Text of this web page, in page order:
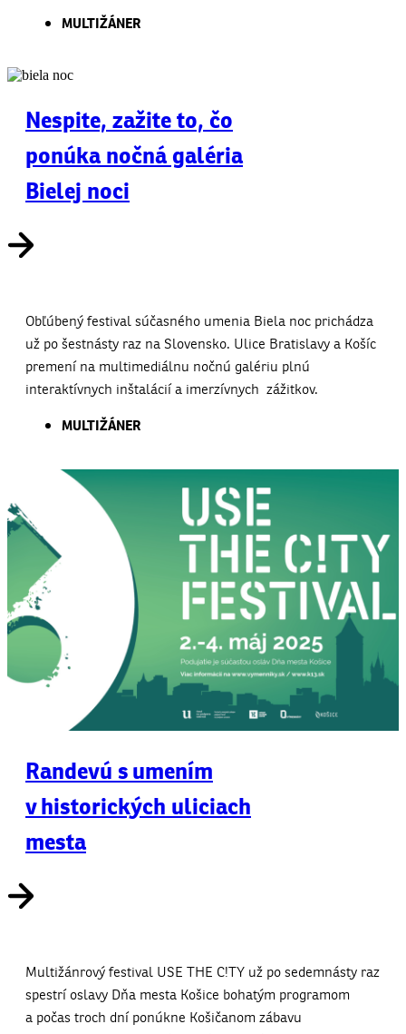
MULTIŽÁNER
Nespite, zažite to, čo
ponúka nočná galéria
Bielej noci
Obľúbený festival súčasného umenia Biela noc prichádza
už po šestnásty raz na Slovensko. Ulice Bratislavy a Košíc
premení na multimediálnu nočnú galériu plnú
interaktívnych inštalácií a imerzívnych zážitkov.
MULTIŽÁNER
Randevú s umením
v historických uliciach
mesta
Multižánrový festival USE THE C!TY už po sedemnásty raz
spestrí oslavy Dňa mesta Košice bohatým programom
a počas troch dní ponúkne Košičanom zábavu